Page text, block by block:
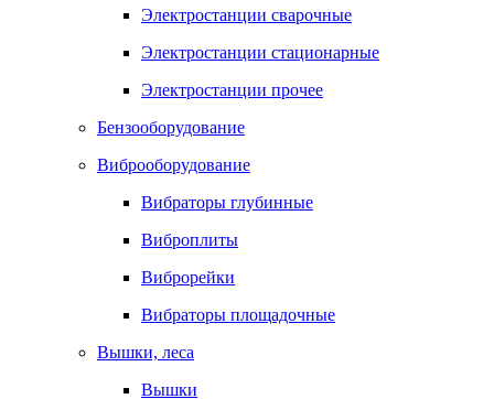
Электростанции сварочные
Электростанции стационарные
Электростанции прочее
Бензооборудование
Виброоборудование
Вибраторы глубинные
Виброплиты
Виброрейки
Вибраторы площадочные
Вышки, леса
Вышки